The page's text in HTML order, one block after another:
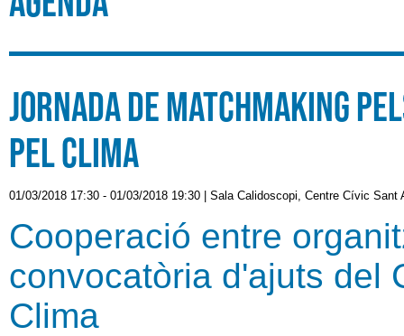
Jornada de matchmaking
pel Clima
01/03/2018 17:30 - 01/03/2018 19:30 Sala Calidoscopi, Centre Cívic Sant
Cooperació entre
convocatòria d'ajuts del
Clima